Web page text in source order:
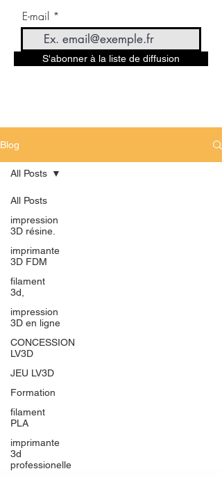
E-mail
S'abonner à la liste de diffusion
Blog
All Posts
impression
3D résine.
imprimante
3D FDM
filament
3d,
impression
3D en ligne
CONCESSION
LV3D
JEU LV3D
Formation
filament
PLA
imprimante
3d
professionelle
All Posts